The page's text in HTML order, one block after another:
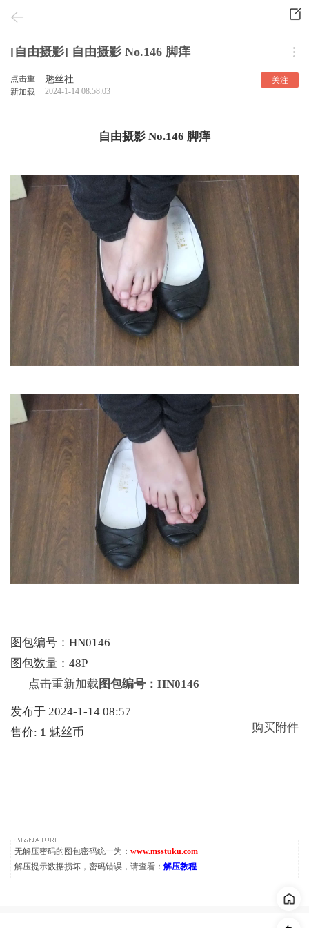
[自由摄影] 自由摄影 No.146 脚痒
点击重
新加载
魅丝社
2024-1-14 08:58:03
关注
自由摄影 No.146 脚痒
图包编号：HN0146
图包数量：48P
点击重新加载 图包编号：HN0146
发布于 2024-1-14 08:57
售价: 1 魅丝币 购买附件
无解压密码的图包密码统一为： www.msstuku.com
解压提示数据损坏，密码错误，请查看： 解压教程